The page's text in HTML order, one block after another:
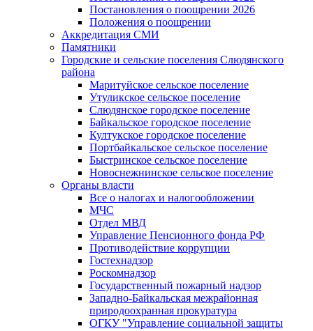
Постановления о поощрении 2026
Положения о поощрении
Аккредитация СМИ
Памятники
Городские и сельские поселения Слюдянского
района
Маритуйское сельское поселение
Утуликское сельское поселение
Слюдянское городское поселение
Байкальское городское поселение
Култукское городское поселение
Портбайкальское сельское поселение
Быстринское сельское поселение
Новоснежнинское сельское поселение
Органы власти
Все о налогах и налогообложении
МЧС
Отдел МВД
Управление Пенсионного фонда РФ
Противодействие коррупции
Гостехнадзор
Роскомнадзор
Государственный пожарный надзор
Западно-Байкальская межрайонная
природоохранная прокуратура
ОГКУ "Управление социальной защиты